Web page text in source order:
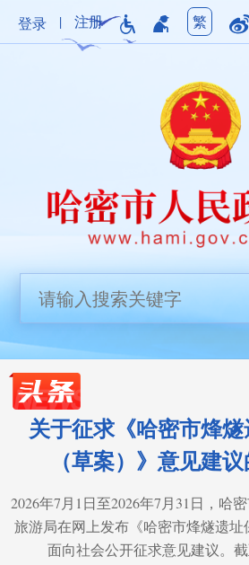
登录 | 注册 繁
关于征求《哈密市烽
（草案）》意见建
2026年7月1日至2026年7月31日，哈
旅游局在网上发布《哈密市烽燧遗址
面向社会公开征求意见建议。截